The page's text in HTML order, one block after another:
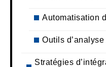
Automatisation
Outils
Stratégies